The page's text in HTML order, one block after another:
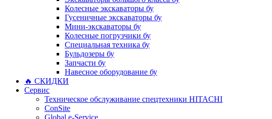
Колесные экскаваторы бу
Гусеничные экскаваторы бу
Мини-экскаваторы бу
Колесные погрузчики бу
Специальная техника бу
Бульдозеры бу
Запчасти бу
Навесное оборудование бу
🔥 СКИДКИ
Сервис
Техническое обслуживание спецтехники HITACHI
ConSite
Global e-Service